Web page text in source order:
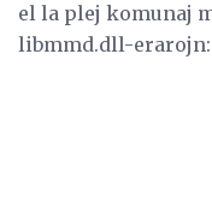
el la plej komunaj
libmmd.dll-erarojn: